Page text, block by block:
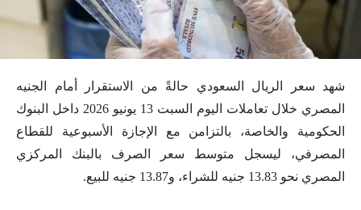
شهد سعر الريال السعودي حالةً من الاستقرار أمام الجنيه
المصري خلال تعاملات اليوم السبت 13 يونيو 2026 داخل البنوك
الحكومية والخاصة، بالتزامن مع الإجازة الأسبوعية للقطاع
المصرفي، ليسجل متوسط سعر الصرف بالبنك المركزي
المصري نحو 13.83 جنيه للشراء، و13.87 جنيه للبيع.